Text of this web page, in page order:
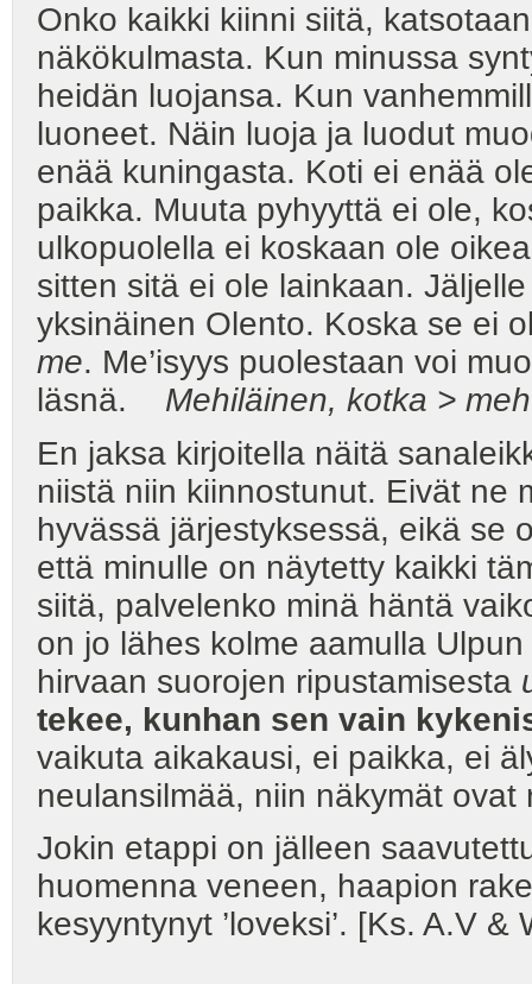
Onko kaikki kiinni siitä,
näkökulmasta. Kun minussa
heidän luojansa. Kun
luoneet. Näin luoja ja luodut
enää kuningasta. Koti ei enää
paikka. Muuta pyhyyttä ei ole,
ulkopuolella ei koskaan ole
sitten sitä ei ole lainkaan.
yksinäinen Olento. Koska se ei
me. Me’isyys puolestaan voi
läsnä. Mehiläinen, kotka >
En jaksa kirjoitella näitä
niistä niin kiinnostunut. Eivät ne
hyvässä järjestyksessä, eikä se
että minulle on näytetty kaikki
siitä, palvelenko minä häntä
on jo lähes kolme aamulla
hirvaan suorojen ripustamisesta
tekee, kunhan sen vain
vaikuta aikakausi, ei paikka, ei
neulansilmää, niin näkymät
Jokin etappi on jälleen
huomenna veneen, haapion
kesyyntynyt ’loveksi’. [Ks. A.V